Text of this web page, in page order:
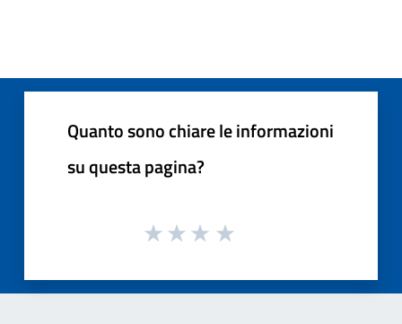
Quanto sono chiare le informazioni
su questa pagina?